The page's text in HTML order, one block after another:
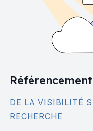
DE LA VISIBILITÉ
RECHERCHE